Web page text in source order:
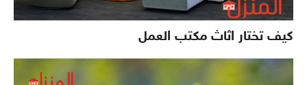
كيف تختار اثاث مكتب العمل